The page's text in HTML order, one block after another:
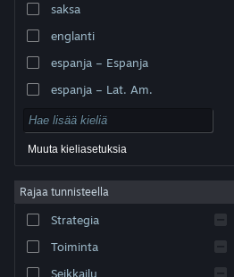
© Valve Corporation. Kaikki oikeudet pidätetään. Kaikki
Yhdysvalloissa ja kaikkialla maailmassa.
Helppokäyttötoiminnot
Hyvitykset|Evästeet
saksa
englanti
espanja – Espanja
espanja – Lat. Am.
Muuta kieliasetuksia
Rajaa tunnisteella
Strategia
Toiminta
Seikkailu